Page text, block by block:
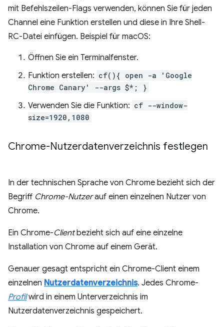
mit Befehlszeilen-Flags verwenden, können Sie für jeden
Channel eine Funktion erstellen und diese in Ihre Shell-
RC-Datei einfügen. Beispiel für macOS:
Öffnen Sie ein Terminalfenster.
Funktion erstellen: cf(){ open -a 'Google
Chrome Canary' --args $*; }
Verwenden Sie die Funktion: cf --window-
size=1920,1080
Chrome-Nutzerdatenverzeichnis festlegen
In der technischen Sprache von Chrome bezieht sich der
Begriff Chrome-Nutzerauf einen einzelnen Nutzer von
Chrome.
Ein Chrome-Clientbezieht sich auf eine einzelne
Installation von Chrome auf einem Gerät.
Genauer gesagt entspricht ein Chrome-Client einem
einzelnen Nutzerdatenverzeichnis. Jedes Chrome-
Profilwird in einem Unterverzeichnis im
Nutzerdatenverzeichnis gespeichert.